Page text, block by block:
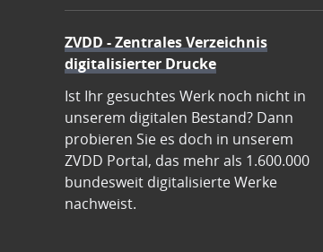
ZVDD - Zentrales Verzeichnis
digitalisierter Drucke
Ist Ihr gesuchtes Werk noch nicht in
unserem digitalen Bestand? Dann
probieren Sie es doch in unserem
ZVDD Portal, das mehr als 1.600.000
bundesweit digitalisierte Werke
nachweist.